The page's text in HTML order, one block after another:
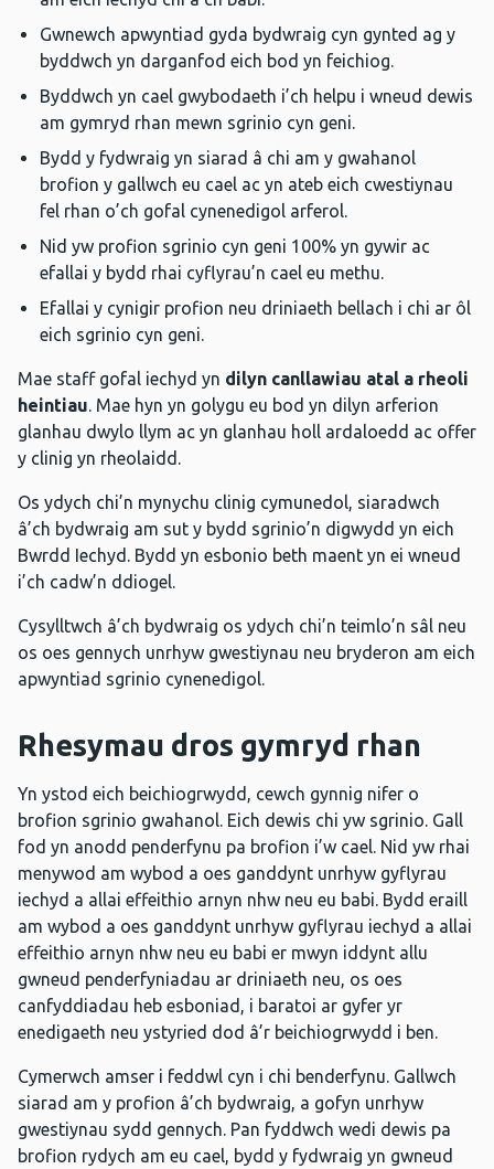
Gwnewch apwyntiad gyda bydwraig cyn gynted ag y
byddwch yn darganfod eich bod yn feichiog.
Byddwch yn cael gwybodaeth i’ch helpu i wneud dewis
am gymryd rhan mewn sgrinio cyn geni.
Bydd y fydwraig yn siarad â chi am y gwahanol
brofion y gallwch eu cael ac yn ateb eich cwestiynau
fel rhan o’ch gofal cynenedigol arferol.
Nid yw profion sgrinio cyn geni 100% yn gywir ac
efallai y bydd rhai cyflyrau’n cael eu methu.
Efallai y cynigir profion neu driniaeth bellach i chi ar ôl
eich sgrinio cyn geni.
Mae staff gofal iechyd yn dilyn canllawiau atal a rheoli
heintiau. Mae hyn yn golygu eu bod yn dilyn arferion
glanhau dwylo llym ac yn glanhau holl ardaloedd ac offer
y clinig yn rheolaidd.
Os ydych chi’n mynychu clinig cymunedol, siaradwch
â’ch bydwraig am sut y bydd sgrinio’n digwydd yn eich
Bwrdd Iechyd. Bydd yn esbonio beth maent yn ei wneud
i’ch cadw’n ddiogel.
Cysylltwch â’ch bydwraig os ydych chi’n teimlo’n sâl neu
os oes gennych unrhyw gwestiynau neu bryderon am eich
apwyntiad sgrinio cynenedigol.
Rhesymau dros gymryd rhan
Yn ystod eich beichiogrwydd, cewch gynnig nifer o
brofion sgrinio gwahanol. Eich dewis chi yw sgrinio. Gall
fod yn anodd penderfynu pa brofion i’w cael. Nid yw rhai
menywod am wybod a oes ganddynt unrhyw gyflyrau
iechyd a allai effeithio arnyn nhw neu eu babi. Bydd eraill
am wybod a oes ganddynt unrhyw gyflyrau iechyd a allai
effeithio arnyn nhw neu eu babi er mwyn iddynt allu
gwneud penderfyniadau ar driniaeth neu, os oes
canfyddiadau heb esboniad, i baratoi ar gyfer yr
enedigaeth neu ystyried dod â’r beichiogrwydd i ben.
Cymerwch amser i feddwl cyn i chi benderfynu. Gallwch
siarad am y profion â’ch bydwraig, a gofyn unrhyw
gwestiynau sydd gennych. Pan fyddwch wedi dewis pa
brofion rydych am eu cael, bydd y fydwraig yn gwneud